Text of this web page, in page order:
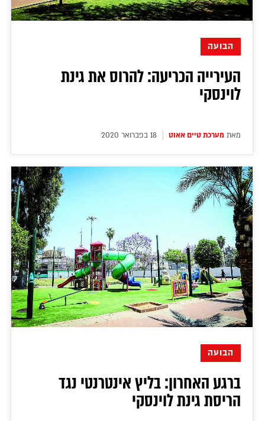
הבועה
העירייה הכריעה: להרוס את גינת
לוינסקי
מאת מערכת טיים אאוט 18 בפברואר 2020
הבועה
ברגע האחרון: בליץ אינטרנטי נגד
הריסת גינת לוינסקי